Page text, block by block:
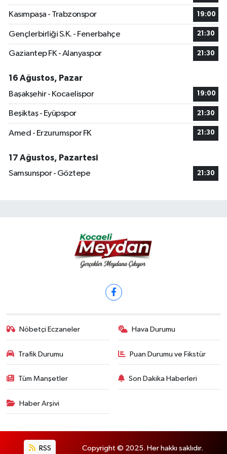
Kasımpaşa - Trabzonspor 19:00
Gençlerbirliği S.K. - Fenerbahçe 21:30
Gaziantep FK - Alanyaspor 21:30
16 Ağustos, Pazar
Başakşehir - Kocaelispor
19:00
Beşiktaş - Eyüpspor 21:30
Amed - Erzurumspor FK 21:30
17 Ağustos, Pazartesi
Samsunspor - Göztepe
21:30
Nöbetçi Eczaneler Hava Durumu
Trafik Durumu Puan Durumu ve Fikstür
Tüm Manşetler Son Dakika Haberleri
Haber Arşivi
RSS Copyright © 2025. Her hakkı saklıdır.